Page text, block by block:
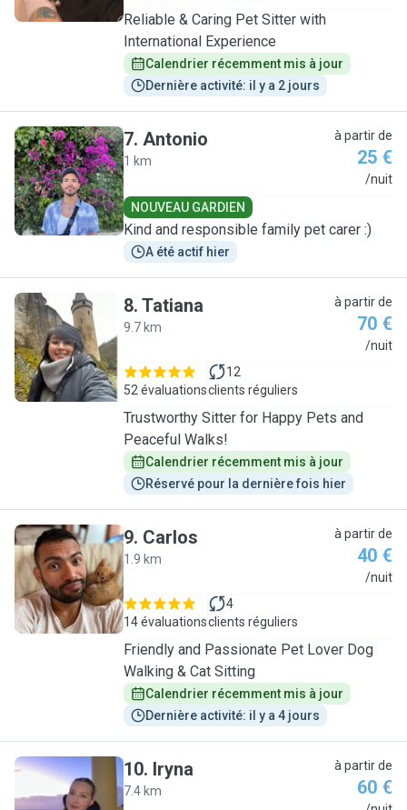
Reliable & Caring Pet Sitter with
International Experience
Calendrier récemment mis à jour
Dernière activité: il y a 2 jours
A
7. Antonio
1 km
à partir de
25 €
/nuit
NOUVEAU GARDIEN
Kind and responsible family pet carer :)
A été actif hier
T
8. Tatiana
9.7 km
à partir de
70 €
/nuit
52 évaluations
12
clients réguliers
Trustworthy Sitter for Happy Pets and
Peaceful Walks!
Calendrier récemment mis à jour
Réservé pour la dernière fois hier
C
9. Carlos
1.9 km
à partir de
40 €
/nuit
14 évaluations
4
clients réguliers
Friendly and Passionate Pet Lover Dog
Walking & Cat Sitting
Calendrier récemment mis à jour
Dernière activité: il y a 4 jours
10. Iryna
7.4 km
à partir de
60 €